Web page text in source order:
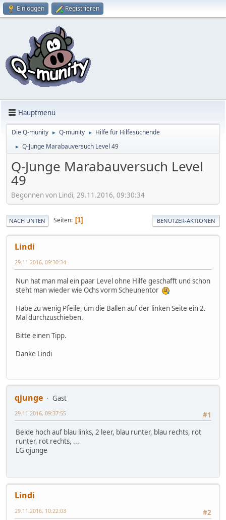
Einloggen Registrieren
Hauptmenü
Die Q-munity ► Q-munity ► Hilfe für Hilfesuchende
► Q-Junge Marabauversuch Level 49
Q-Junge Marabauversuch Level
49
Begonnen von Lindi, 29.11.2016, 09:30:34
NACH UNTEN Seiten 1 BENUTZER-AKTIONEN
Lindi
29.11.2016, 09:30:34
Nun hat man mal ein paar Level ohne Hilfe geschafft und schon
steht man wieder wie Ochs vorm Scheunentor
Habe zu wenig Pfeile, um die Ballen auf der linken Seite ein 2.
Mal durchzuschieben.
Bitte einen Tipp.
Danke Lindi
qjunge
Gast
#1
29.11.2016, 09:37:55
Beide hoch auf blau links, 2 leer, blau runter, blau rechts, rot
runter, rot rechts, ...
LG qjunge
Lindi
#2
29.11.2016, 10:22:03